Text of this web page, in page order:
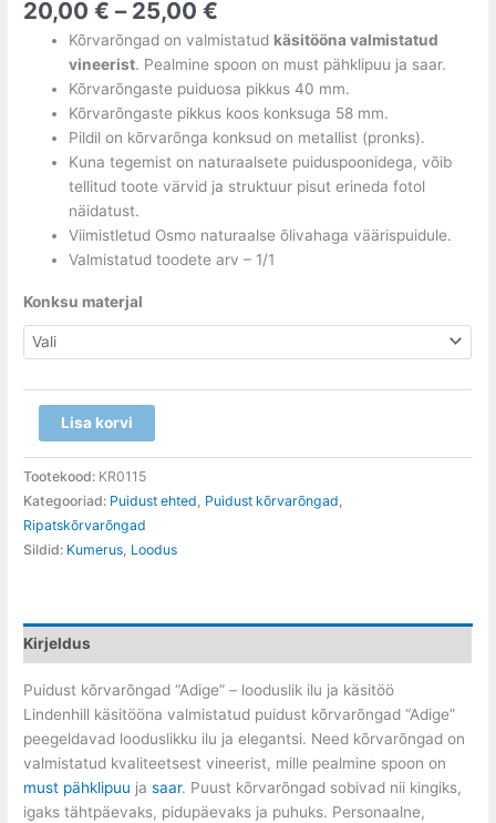
20,00€ – 25,00€
Kõrvarõngad on valmistatud käsitööna valmistatud
vineerist. Pealmine spoon on must pähklipuu ja saar.
Kõrvarõngaste puiduosa pikkus 40 mm.
Kõrvarõngaste pikkus koos konksuga 58 mm.
Pildil on kõrvarõnga konksud on metallist (pronks).
Kuna tegemist on naturaalsete puiduspoonidega, võib
tellitud toote värvid ja struktuur pisut erineda fotol
näidatust.
Viimistletud Osmo naturaalse õlivahaga väärispuidule.
Valmistatud toodete arv – 1/1
Konksu materjal
Lisa korvi
Tootekood: KR0115
Kategooriad: Puidust ehted, Puidust kõrvarõngad,
Ripatskõrvarõngad
Sildid: Kumerus, Loodus
Kirjeldus
Puidust kõrvarõngad “Adige” – looduslik ilu ja käsitöö
Lindenhill käsitööna valmistatud puidust kõrvarõngad “Adige”
peegeldavad looduslikku ilu ja elegantsi. Need kõrvarõngad on
valmistatud kvaliteetsest vineerist, mille pealmine spoon on
must pähklipuu jasaar. Puust kõrvarõngad sobivad nii kingiks,
igaks tähtpäevaks, pidupäevaks ja puhuks. Personaalne,